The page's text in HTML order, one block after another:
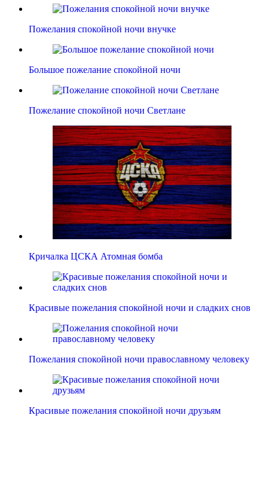
Пожелания спокойной ночи внучке
Большое пожелание спокойной ночи
Пожелание спокойной ночи Светлане
Кричалка ЦСКА Атомная бомба
Красивые пожелания спокойной ночи и сладких снов
Пожелания спокойной ночи православному человеку
Красивые пожелания спокойной ночи друзьям